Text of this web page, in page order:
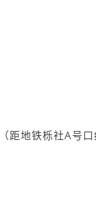
距地铁栎社A号口